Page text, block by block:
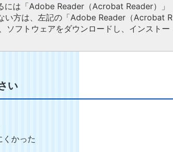
には「Adobe Reader（Acrobat Reader）」
い方は、左記の「Adobe Reader（Acrobat R
ソフトウェアをダウンロードし、インストー
い
くかった